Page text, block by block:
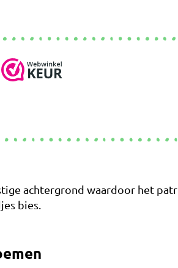
achtergrond waardoor het
bies.